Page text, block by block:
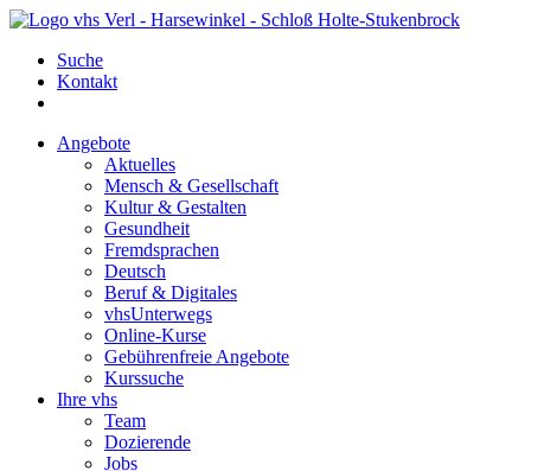
Suche
Kontakt
Angebote
Aktuelles
Mensch & Gesellschaft
Kultur & Gestalten
Gesundheit
Fremdsprachen
Deutsch
Beruf & Digitales
vhsUnterwegs
Online-Kurse
Gebührenfreie Angebote
Kurssuche
Ihre vhs
Team
Dozierende
Jobs